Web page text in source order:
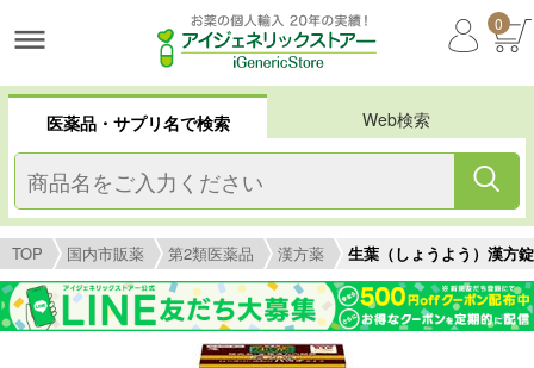
0
医薬品・サプリ名で検索 Web検索
TOP 国内市販薬 第2類医薬品 漢方薬 生葉（しょうよう）漢方